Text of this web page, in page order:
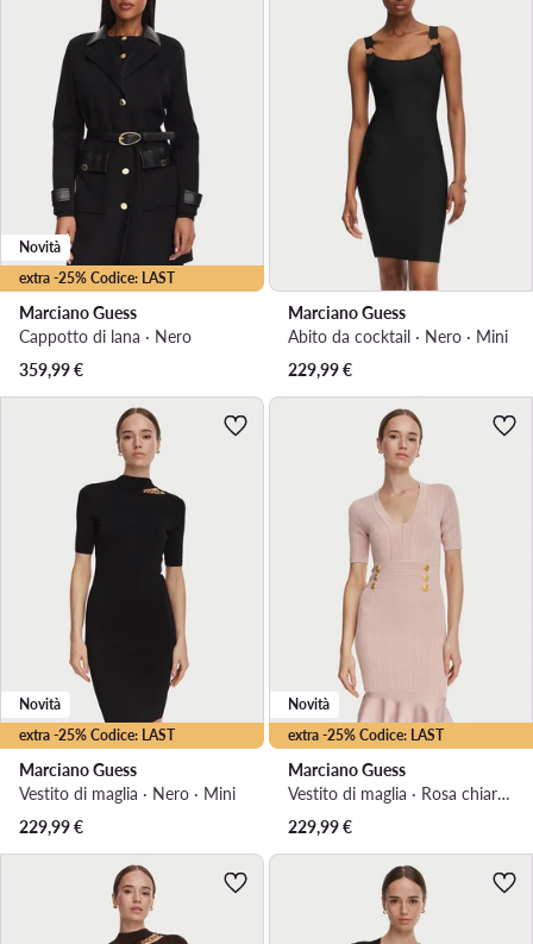
extra -25% Codice: LAST
Novità
Marciano Guess
Cappotto di lana · Nero
359,99€
Marciano Guess
Abito da cocktail · Nero · Mini
229,99€
extra -25% Codice: LAST
Novità
Marciano Guess
Vestito di maglia · Nero · Mini
229,99€
extra -25% Codice: LAST
Novità
Marciano Guess
Vestito di maglia · Rosa chiaro · Midi
229,99€